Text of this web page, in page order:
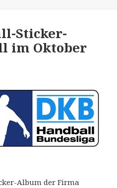
Sticker-
im Oktober
Album der Firma